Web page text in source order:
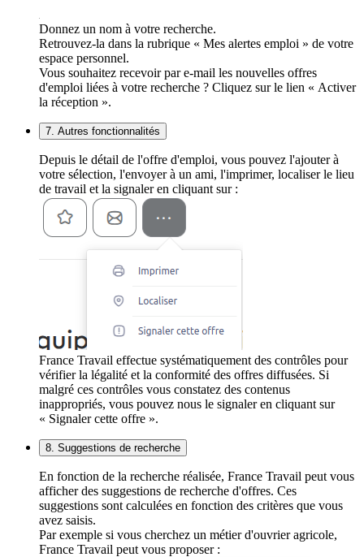
Donnez un nom à votre recherche.
Retrouvez-la dans la rubrique « Mes alertes emploi » de votre
espace personnel.
Vous souhaitez recevoir par e-mail les nouvelles offres
d'emploi liées à votre recherche ? Cliquez sur le lien « Activer
la réception ».
7. Autres fonctionnalités
Depuis le détail de l'offre d'emploi, vous pouvez l'ajouter à
votre sélection, l'envoyer à un ami, l'imprimer, localiser le lieu
de travail et la signaler en cliquant sur :
France Travail effectue systématiquement des contrôles pour
vérifier la légalité et la conformité des offres diffusées. Si
malgré ces contrôles vous constatez des contenus
inappropriés, vous pouvez nous le signaler en cliquant sur
« Signaler cette offre ».
8. Suggestions de recherche
En fonction de la recherche réalisée, France Travail peut vous
afficher des suggestions de recherche d'offres. Ces
suggestions sont calculées en fonction des critères que vous
avez saisis.
Par exemple si vous cherchez un métier d'ouvrier agricole,
France Travail peut vous proposer :